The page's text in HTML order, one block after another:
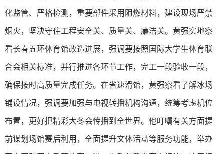
化监管、严格检测，重要部件采用阻燃材料，建设现场严禁
烟火，坚决守住工程安全关、质量关、廉洁关。黄强实地察
看长春五环体育馆改造进展，强调要按照国际大学生体育联
合会相关标准，并行推进各环节工作，完工一段验收一段，
确保按时高质量完成任务。在省速滑馆，黄强察看了解冰场
铺设情况，强调要加强与电视转播机构沟通，统筹考虑机位
布置，更好把精彩大冬会传播到全世界。他叮嘱有关方面提
前谋划场馆赛后利用，全面提升文体活动等服务功能，举办